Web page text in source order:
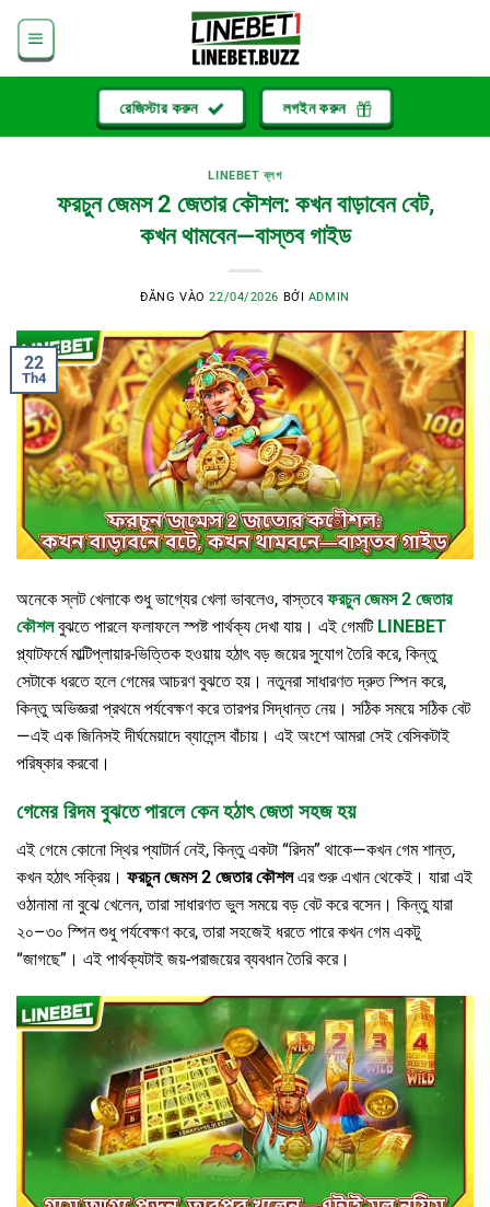
nội
রেজিস্টার করুন লগইন করুন
LINEBET ব্লগ
ফরচুন জেমস 2 জেতার কৌশল: কখন বাড়াবেন বেট,
কখন থামবেন—বাস্তব গাইড
ĐĂNG VÀO22/04/2026 BỞI ADMIN
22
Th4
অনেকে স্লট খেলাকে শুধু ভাগ্যের খেলা ভাবলেও, বাস্তবেফরচুন জেমস 2 জেতার
কৌশলবুঝতে পারলে ফলাফলে স্পষ্ট পার্থক্য দেখা যায়। এই গেমটি LINEBET
প্ল্যাটফর্মে মাল্টিপ্লায়ার-ভিত্তিক হওয়ায় হঠাৎ বড় জয়ের সুযোগ তৈরি করে, কিন্তু
সেটাকে ধরতে হলে গেমের আচরণ বুঝতে হয়। নতুনরা সাধারণত দ্রুত স্পিন করে,
কিন্তু অভিজ্ঞরা প্রথমে পর্যবেক্ষণ করে তারপর সিদ্ধান্ত নেয়। সঠিক সময়ে সঠিক বেট
—এই এক জিনিসই দীর্ঘমেয়াদে ব্যালেন্স বাঁচায়। এই অংশে আমরা সেই বেসিকটাই
পরিষ্কার করবো।
গেমের রিদম বুঝতে পারলে কেন হঠাৎ জেতা সহজ হয়
এই গেমে কোনো স্থির প্যাটার্ন নেই, কিন্তু একটা “রিদম” থাকে—কখন গেম শান্ত,
কখন হঠাৎ সক্রিয়। ফরচুন জেমস 2 জেতার কৌশলএর শুরু এখান থেকেই। যারা এই
ওঠানামা না বুঝে খেলেন, তারা সাধারণত ভুল সময়ে বড় বেট করে বসেন। কিন্তু যারা
২০–৩০ স্পিন শুধু পর্যবেক্ষণ করে, তারা সহজেই ধরতে পারে কখন গেম একটু
“জাগছে”। এই পার্থক্যটাই জয়-পরাজয়ের ব্যবধান তৈরি করে।